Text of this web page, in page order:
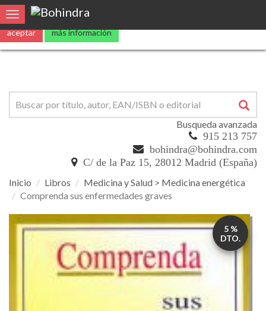
Utilizamoscookies propias y de terceros para mejorar nuestros
aceptar más información
Toggle navigation
Busqueda avanzada
915 213 757
bohindra@bohindra.com
C/ de la Paz 15, 28012 Madrid (España)
Inicio Libros
Medicina y Salud > Medicina energética
Comprenda sus enfermedades graves
Comprenda
sus
enfermedades
5 %
DTO.